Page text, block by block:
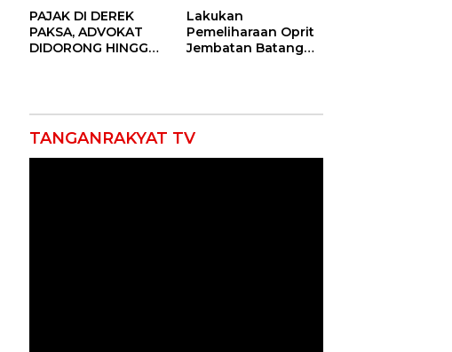
PAJAK DI DEREK
PAKSA, ADVOKAT
DIDORONG HINGGA
Ngamuk Kepung
Lakukan
Pemeliharaan Oprit
Jembatan Batang
Tol Binjai–Langsa
TANGANRAKYAT TV